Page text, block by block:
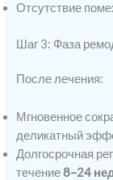
Отсутствие
Шаг 3: Фаза
После лечения:
Мгновенное
деликатный
Долгосрочная
течение8–24